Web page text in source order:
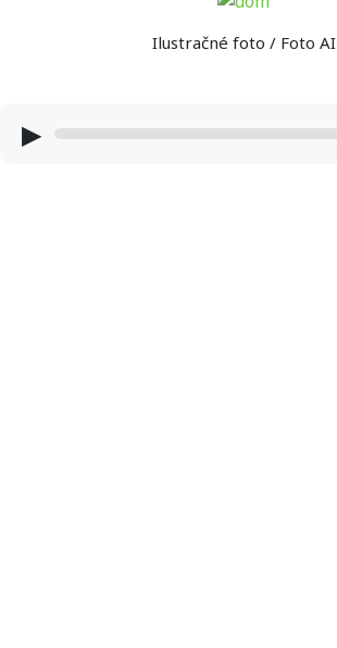
Ilustračné foto / Foto AI
▶